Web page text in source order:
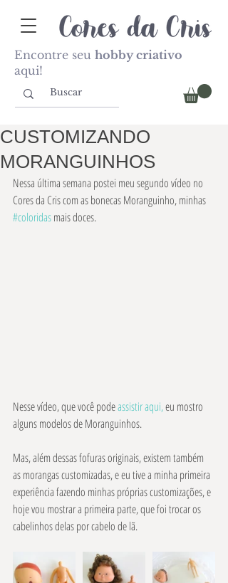
Encontre seu hobby criativo
aqui!
CUSTOMIZANDO
MORANGUINHOS
Nessa última semana postei meu segundo vídeo no
Cores da Cris com as bonecas Moranguinho, minhas
#coloridas mais doces.
Nesse vídeo, que você pode assistir aqui, eu mostro
alguns modelos de Moranguinhos.
Mas, além dessas fofuras originais, existem também
as morangas customizadas, e eu tive a minha primeira
experiência fazendo minhas próprias customizações, e
hoje vou mostrar a primeira parte, que foi trocar os
cabelinhos delas por cabelo de lã.